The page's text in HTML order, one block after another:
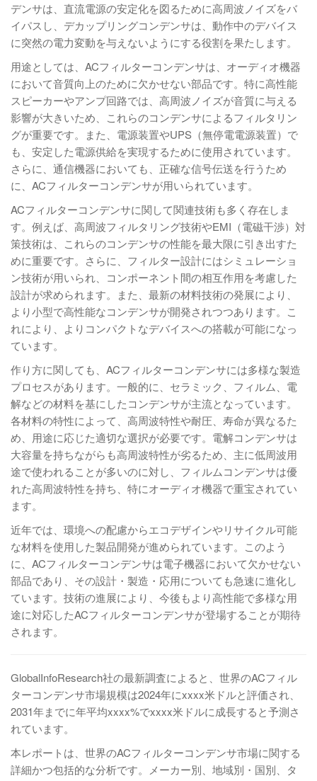
デンサは、直流電源の安定化を図るために高周波ノイズをバ
イパスし、デカップリングコンデンサは、動作中のデバイス
に突然の電力変動を与えないようにする役割を果たします。
用途としては、ACフィルターコンデンサは、オーディオ機器
において音質向上のために欠かせない部品です。特に高性能
スピーカーやアンプ回路では、高周波ノイズが音質に与える
影響が大きいため、これらのコンデンサによるフィルタリン
グが重要です。また、電源装置やUPS（無停電電源装置）で
も、安定した電源供給を実現するために使用されています。
さらに、通信機器においても、正確な信号伝送を行うため
に、ACフィルターコンデンサが用いられています。
ACフィルターコンデンサに関して関連技術も多く存在しま
す。例えば、高周波フィルタリング技術やEMI（電磁干渉）対
策技術は、これらのコンデンサの性能を最大限に引き出すた
めに重要です。さらに、フィルター設計にはシミュレーショ
ン技術が用いられ、コンポーネント間の相互作用を考慮した
設計が求められます。また、最新の材料技術の発展により、
より小型で高性能なコンデンサが開発されつつあります。こ
れにより、よりコンパクトなデバイスへの搭載が可能になっ
ています。
作り方に関しても、ACフィルターコンデンサには多様な製造
プロセスがあります。一般的に、セラミック、フィルム、電
解などの材料を基にしたコンデンサが主流となっています。
各材料の特性によって、高周波特性や耐圧、寿命が異なるた
め、用途に応じた適切な選択が必要です。電解コンデンサは
大容量を持ちながらも高周波特性が劣るため、主に低周波用
途で使われることが多いのに対し、フィルムコンデンサは優
れた高周波特性を持ち、特にオーディオ機器で重宝されてい
ます。
近年では、環境への配慮からエコデザインやリサイクル可能
な材料を使用した製品開発が進められています。このよう
に、ACフィルターコンデンサは電子機器において欠かせない
部品であり、その設計・製造・応用についても急速に進化し
ています。技術の進展により、今後もより高性能で多様な用
途に対応したACフィルターコンデンサが登場することが期待
されます。
GlobalInfoResearch社の最新調査によると、世界のACフィル
ターコンデンサ市場規模は2024年にxxxx米ドルと評価され、
2031年までに年平均xxxx%でxxxx米ドルに成長すると予測さ
れています。
本レポートは、世界のACフィルターコンデンサ市場に関する
詳細かつ包括的な分析です。メーカー別、地域別・国別、タ